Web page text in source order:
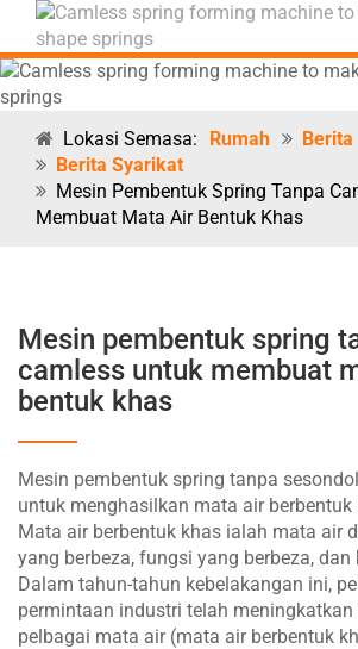
Lokasi Semasa: Rumah
Berita
Berita Syarikat
Mesin Pembentuk Spring Tanpa
Membuat Mata Air Bentuk Khas
Mesin pembentuk spring
camless untuk membuat
bentuk khas
Mesin pembentuk spring tanpa
untuk menghasilkan mata air berbentuk
Mata air berbentuk khas ialah mata air
yang berbeza, fungsi yang berbeza, dan
Dalam tahun-tahun kebelakangan ini,
permintaan industri telah
pelbagai mata air (mata air berbentuk